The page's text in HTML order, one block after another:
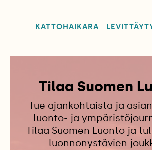
KATTOHAIKARA
Tilaa Suomen
Tue ajankohtaista ja
luonto- ja
Tilaa Suomen Luonto ja
luonnonystävien